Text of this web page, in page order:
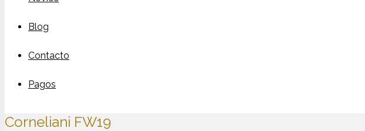
Blog
Contacto
Pagos
Corneliani FW19